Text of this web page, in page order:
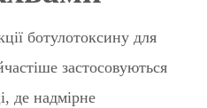
ботулотоксину для
застосовуються
де надмірне